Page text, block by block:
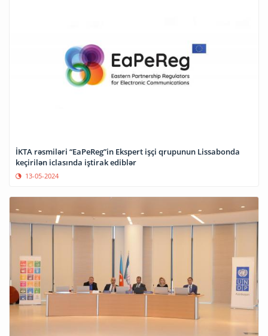
İKTA rəsmiləri “EaPeReg”in Ekspert işçi qrupunun Lissabonda
keçirilən iclasında iştirak ediblər
13-05-2024